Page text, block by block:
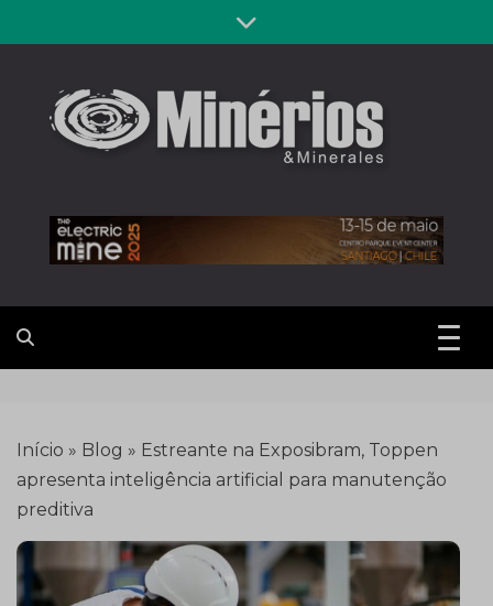
to
Revista
Minérios &
Minerales
Início » Blog » Estreante na Exposibram, Toppen
apresenta inteligência artificial para manutenção
preditiva